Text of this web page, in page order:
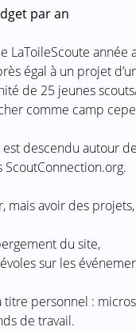
par an
LaToileScoute année
égal à un projet
de 25 jeunes
comme camp
est descendu autour
mais avoir des
du site,
sur les
personnel :
de travail.